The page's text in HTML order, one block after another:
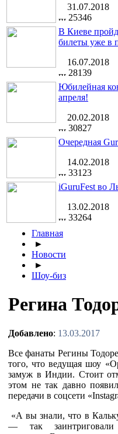
31.07.2018
25346
В Киеве
билеты уже в
16.07.2018
28139
Юбилейная
апреля!
20.02.2018
30827
Очередная
14.02.2018
33123
iGuruFest во
13.02.2018
33264
Главная
►
Новости
►
Шоу-биз
Регина
Добавлено: 13.03.2017
Все фанаты Регины
того, что ведущая шоу
замуж в Индии. Стоит
этом не так давно
передачи в соцсети
«А вы знали, что в
— так заинтриговали